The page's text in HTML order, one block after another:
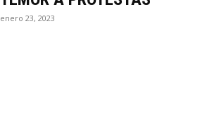
enero 23, 2023